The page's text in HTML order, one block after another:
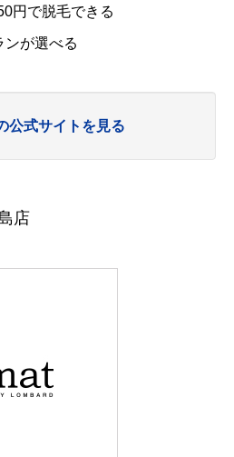
円で脱毛できる
ンが選べる
公式サイトを見る
店